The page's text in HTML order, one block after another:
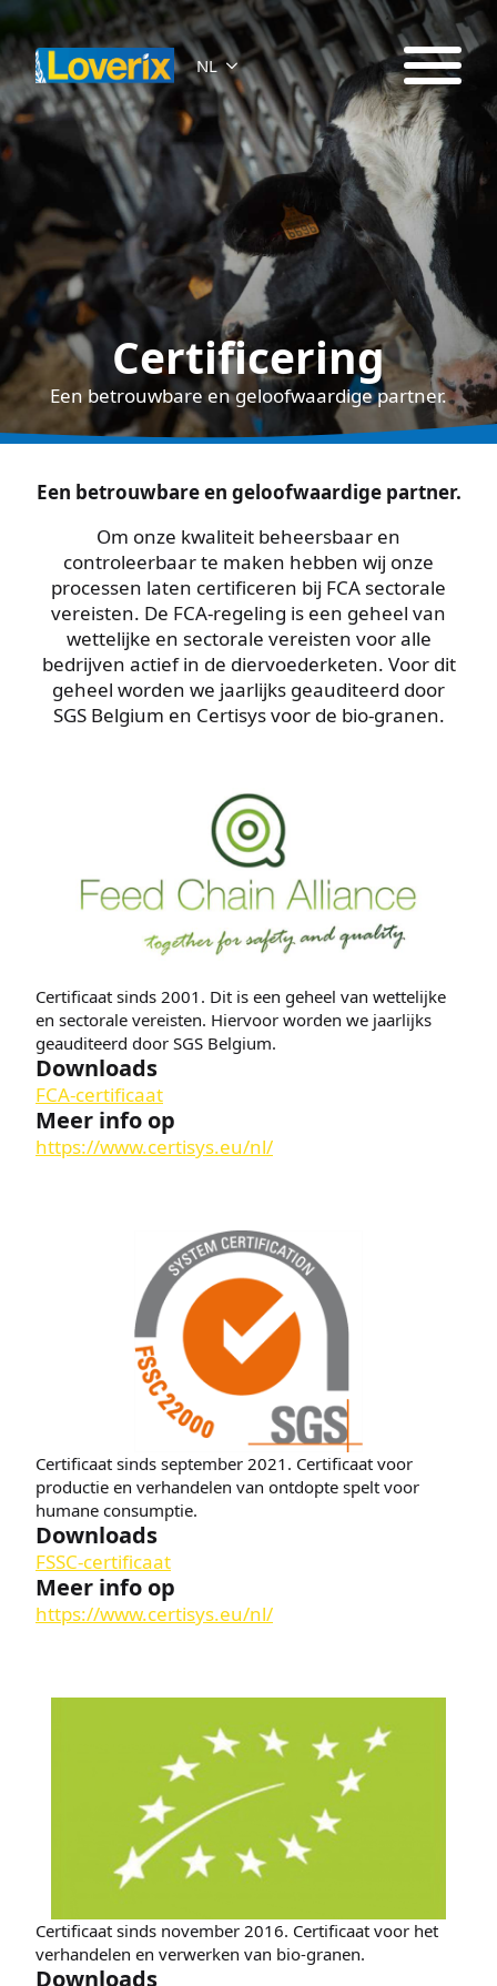
NL
Certificering
Een betrouwbare en geloofwaardige partner.
Een betrouwbare en geloofwaardige partner.
Om onze kwaliteit beheersbaar en
controleerbaar te maken hebben wij onze
processen laten certificeren bij FCA sectorale
vereisten. De FCA-regeling is een geheel van
wettelijke en sectorale vereisten voor alle
bedrijven actief in de diervoederketen. Voor dit
geheel worden we jaarlijks geauditeerd door
SGS Belgium en Certisys voor de bio-granen.
Certificaat sinds 2001. Dit is een geheel van wettelijke
en sectorale vereisten. Hiervoor worden we jaarlijks
geauditeerd door SGS Belgium.
Downloads
FCA-certificaat
Meer info op
https://www.certisys.eu/nl/
Certificaat sinds september 2021. Certificaat voor
productie en verhandelen van ontdopte spelt voor
humane consumptie.
Downloads
FSSC-certificaat
Meer info op
https://www.certisys.eu/nl/
Certificaat sinds november 2016. Certificaat voor het
verhandelen en verwerken van bio-granen.
Downloads